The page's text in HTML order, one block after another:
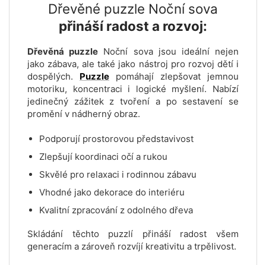
Dřevěné puzzle Noční sova
přináší radost a rozvoj:
Dřevěná puzzle Noční sova jsou ideální nejen
jako zábava, ale také jako nástroj pro rozvoj dětí i
dospělých. Puzzle pomáhají zlepšovat jemnou
motoriku, koncentraci i logické myšlení. Nabízí
jedinečný zážitek z tvoření a po sestavení se
promění v nádherný obraz.
Podporují prostorovou představivost
Zlepšují koordinaci očí a rukou
Skvělé pro relaxaci i rodinnou zábavu
Vhodné jako dekorace do interiéru
Kvalitní zpracování z odolného dřeva
Skládání těchto puzzlí přináší radost všem
generacím a zároveň rozvíjí kreativitu a trpělivost.